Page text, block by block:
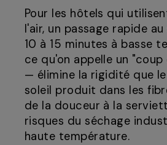
Pour les hôtels qui
l'air, un passage rapide
10 à 15 minutes à basse
ce qu'on appelle un
— élimine la rigidité que
soleil produit dans les
de la douceur à la
risques du séchage
haute température.